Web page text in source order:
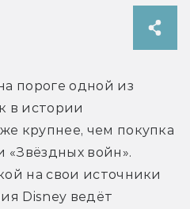
пороге одной из
в истории
крупнее, чем покупка
на свои источники
Disney ведёт